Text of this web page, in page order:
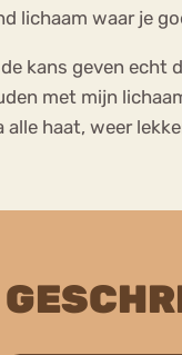
lichaam waar je
kans geven
met mijn
haat, weer